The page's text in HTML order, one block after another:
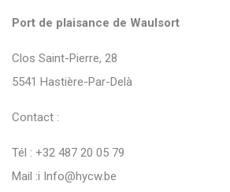
Port de plaisance de Waulsort
Clos Saint-Pierre, 28
5541 Hastière-Par-Delà
Contact :
Tél : +32 487 20 05 79
Mail :i Info@hycw.be